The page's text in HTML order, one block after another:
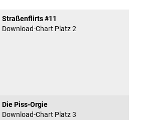
Straßenflirts #11
Download-Chart Platz 2
Die Piss-Orgie
Download-Chart Platz 3